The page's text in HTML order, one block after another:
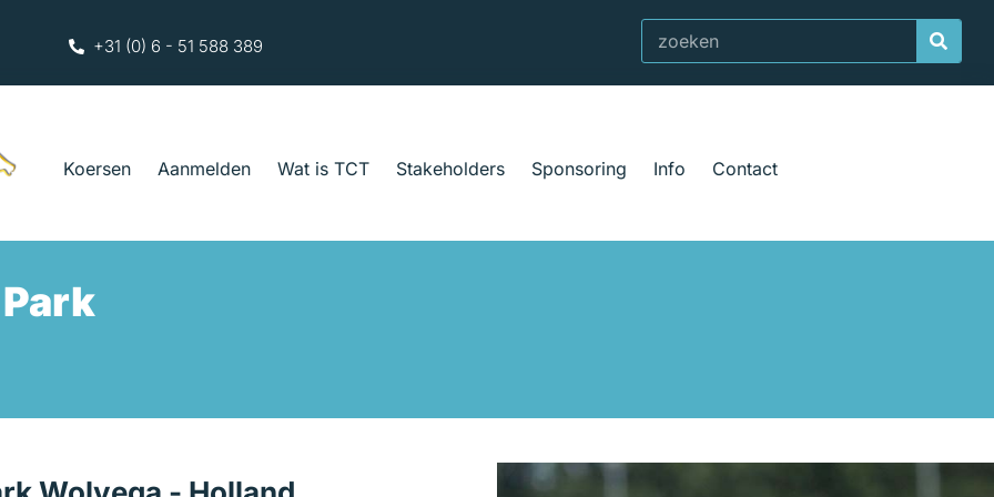
+31 (0) 6 - 51 588 389 Zoeken
Koersen Aanmelden Wat is TCT Stakeholders Sponsoring Info Contact